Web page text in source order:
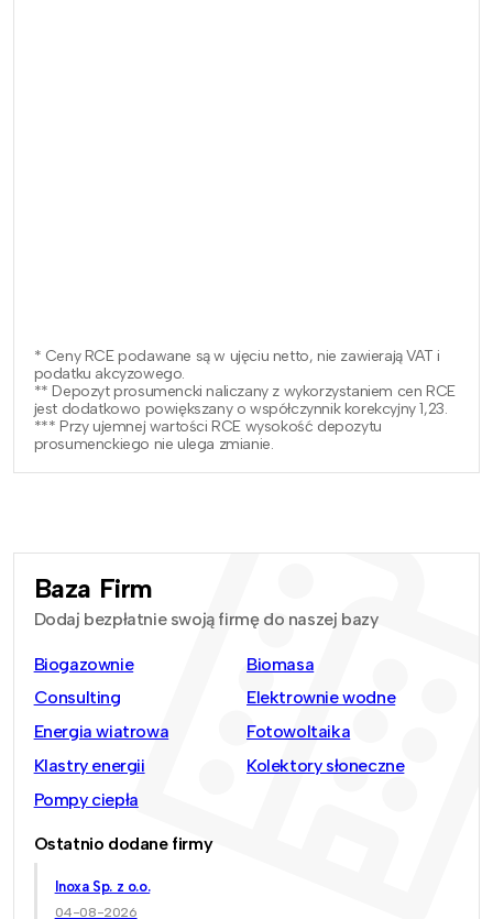
* Ceny RCE podawane są w ujęciu netto, nie zawierają VAT i
podatku akcyzowego.
** Depozyt prosumencki naliczany z wykorzystaniem cen RCE
jest dodatkowo powiększany o współczynnik korekcyjny 1,23.
*** Przy ujemnej wartości RCE wysokość depozytu
prosumenckiego nie ulega zmianie.
Baza Firm
Dodaj bezpłatnie swoją firmę do naszej bazy
Biogazownie
Biomasa
Consulting
Elektrownie wodne
Energia wiatrowa
Fotowoltaika
Klastry energii
Kolektory słoneczne
Pompy ciepła
Ostatnio dodane firmy
Inoxa Sp. z o.o.
04-08-2026